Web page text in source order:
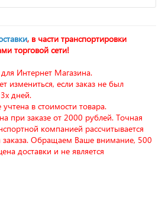
, в части транспортировки
торговой сети!
Интернет Магазина.
измениться, если заказ не был
дней.
в стоимости товара.
при заказе от 2000 рублей. Точная
компанией рассчитывается
заказа. Обращаем Ваше внимание, 500
доставки и не является